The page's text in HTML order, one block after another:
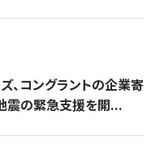
、コングラントの企業寄
震の緊急支援を開...